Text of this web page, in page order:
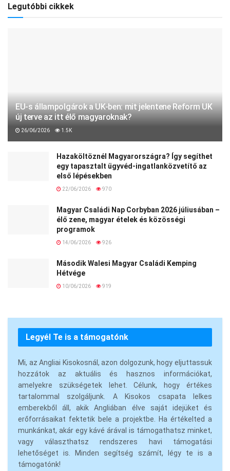
Legutóbbi cikkek
EU-s állampolgárok a UK-ben: mit jelentene Reform UK
új terve az itt élő magyaroknak?
26/06/2026 1.5K
Hazaköltöznél Magyarországra? Így segíthet
egy tapasztalt ügyvéd-ingatlanközvetítő az
első lépésekben
22/06/2026 970
Magyar Családi Nap Corbyban 2026 júliusában –
élő zene, magyar ételek és közösségi
programok
14/06/2026 926
Második Walesi Magyar Családi Kemping
Hétvége
10/06/2026 919
Legyél Te is a támogatónk
Mi, az Angliai Kisokosnál, azon dolgozunk, hogy eljuttassuk
hozzátok az aktuális és hasznos információkat,
amelyekre szükségetek lehet. Célunk, hogy értékes
tartalommal szolgáljunk. A Kisokos csapata lelkes
emberekből áll, akik Angliában élve saját idejüket és
erőforrásaikat fektetik bele a projektbe. Ha értékelted a
munkánkat, akár egy kávé árával is támogathatsz minket,
vagy választhatsz rendszeres havi támogatási
lehetőséget is. Minden segítség számít, légy te is a
támogatónk!